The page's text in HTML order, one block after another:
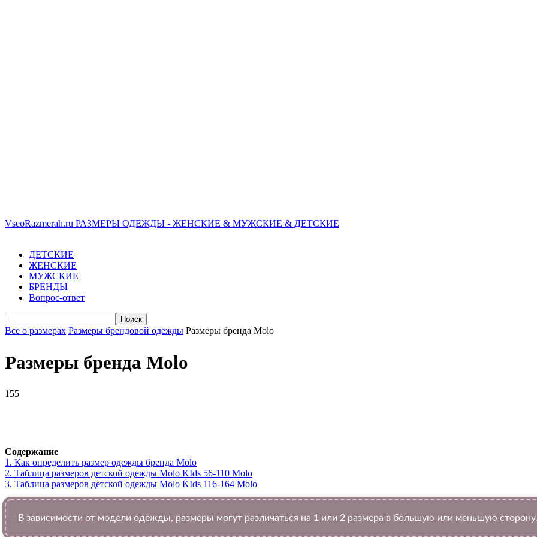
VseoRazmerah.ru РАЗМЕРЫ ОДЕЖДЫ - ЖЕНСКИЕ & МУЖСКИЕ & ДЕТСКИЕ
ДЕТСКИЕ
ЖЕНСКИЕ
МУЖСКИЕ
БРЕНДЫ
Вопрос-ответ
Все о размерах Размеры брендовой одежды Размеры бренда Molo
Размеры бренда Molo
155
Содержание
1. Как определить размер одежды брендa Molo
2. Таблица размеров детской одежды Molo KIds 56-110 Molo
3. Таблица размеров детской одежды Molo KIds 116-164 Molo
В зависимости от модели одежды, размеры могут различаться на 1 или 2 размера в большую или меньшую сторону.